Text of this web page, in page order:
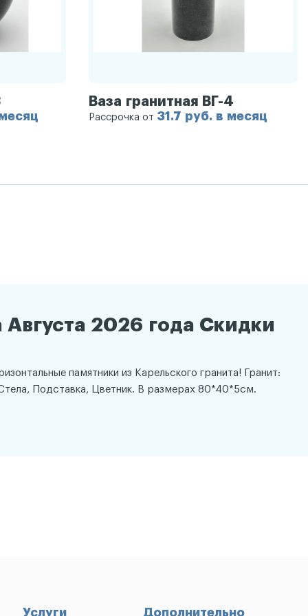
Ваза гранитная ВГ-4
Рассрочка от 31.7 руб. в месяц
2026 года Скидки
памятники из Карельского гранита! Гранит:
Подставка, Цветник. В размерах 80*40*5см.
Услуги Дополнительно